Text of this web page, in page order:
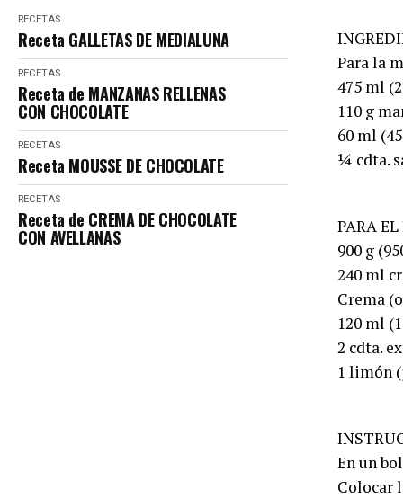
RECETAS
Receta GALLETAS DE MEDIALUNA
RECETAS
Receta de MANZANAS RELLENAS
CON CHOCOLATE
RECETAS
Receta MOUSSE DE CHOCOLATE
RECETAS
Receta de CREMA DE CHOCOLATE
CON AVELLANAS
Para la
475 ml
110 g
60 ml
¼ cdta.
PARA
900 g
240 ml
Crema
120 ml
2 cdta.
1 limón
En un
Colocar